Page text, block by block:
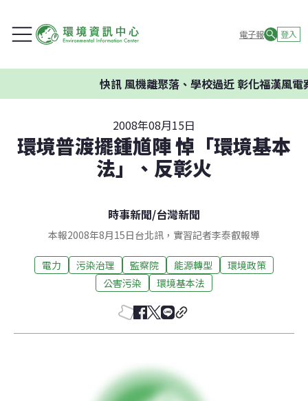
電子報 登入
風機離聚落、學校過近 彰化福漢風電案環
2008年08月15日
環境普渡擺鍾馗陣 悼「環境基本
法」、反彰火
時事新聞/台灣新聞
本報2008年8月15日台北訊，實習記者李泰叡報導
電力 污染治理 監察院 能源轉型
環境政策
公害污染
環境基本法